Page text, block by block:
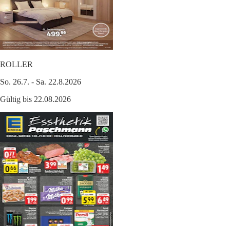
ROLLER
So. 26.7. - Sa. 22.8.2026
Gültig bis 22.08.2026